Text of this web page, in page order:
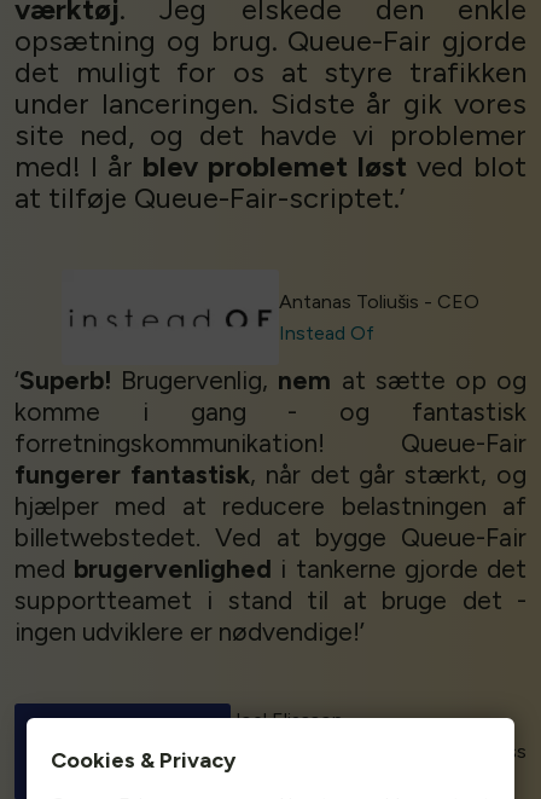
værktøj. Jeg elskede den enkle
opsætning og brug. Queue-Fair gjorde
det muligt for os at styre trafikken
under lanceringen. Sidste år gik vores
site ned, og det havde vi problemer
med! I år blev problemet løst ved blot
at tilføje Queue-Fair-scriptet.’
Antanas Toliušis - CEO
Instead Of
‘Superb! Brugervenlig, nem at sætte op og
komme i gang - og fantastisk
forretningskommunikation! Queue-Fair
fungerer fantastisk, når det går stærkt, og
hjælper med at reducere belastningen af
billetwebstedet. Ved at bygge Queue-Fair
med brugervenlighed i tankerne gjorde det
supportteamet i stand til at bruge det -
ingen udviklere er nødvendige!’
Joel Eliasson
Head of Customer Success
Settings
Accept